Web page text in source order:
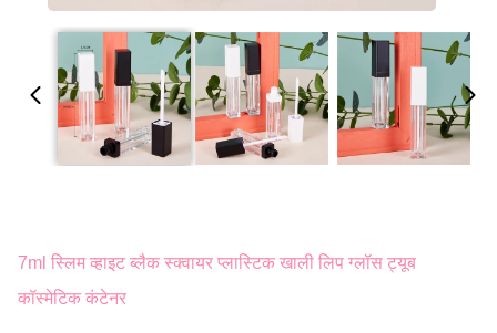
7ml स्लिम व्हाइट ब्लैक स्क्वायर प्लास्टिक खाली लिप ग्लॉस ट्यूब
कॉस्मेटिक कंटेनर